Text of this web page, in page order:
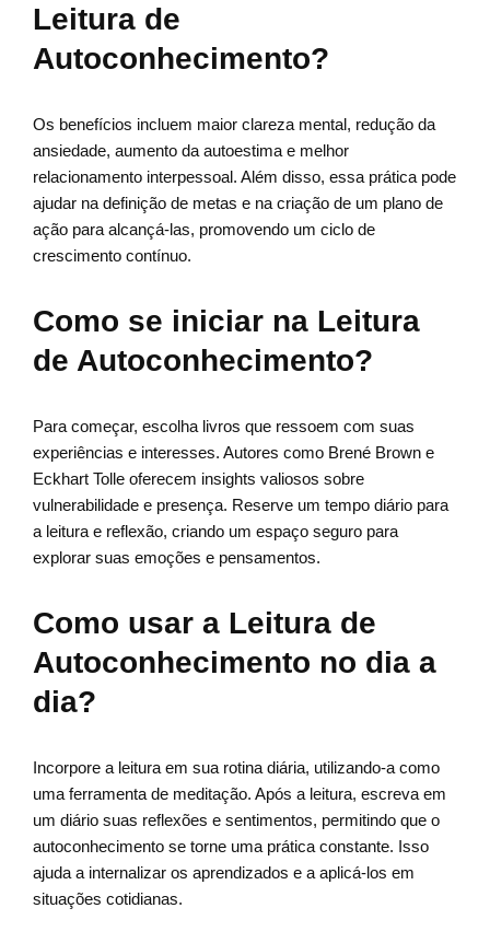
Leitura de
Autoconhecimento?
Os benefícios incluem maior clareza mental, redução da
ansiedade, aumento da autoestima e melhor
relacionamento interpessoal. Além disso, essa prática pode
ajudar na definição de metas e na criação de um plano de
ação para alcançá-las, promovendo um ciclo de
crescimento contínuo.
Como se iniciar na Leitura
de Autoconhecimento?
Para começar, escolha livros que ressoem com suas
experiências e interesses. Autores como Brené Brown e
Eckhart Tolle oferecem insights valiosos sobre
vulnerabilidade e presença. Reserve um tempo diário para
a leitura e reflexão, criando um espaço seguro para
explorar suas emoções e pensamentos.
Como usar a Leitura de
Autoconhecimento no dia a
dia?
Incorpore a leitura em sua rotina diária, utilizando-a como
uma ferramenta de meditação. Após a leitura, escreva em
um diário suas reflexões e sentimentos, permitindo que o
autoconhecimento se torne uma prática constante. Isso
ajuda a internalizar os aprendizados e a aplicá-los em
situações cotidianas.